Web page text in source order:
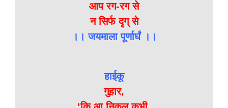
आप रग-रग से
न सिर्फ दृग् से
।। जयमाला पूर्णार्घं ।।
हाईकू
गुहार,